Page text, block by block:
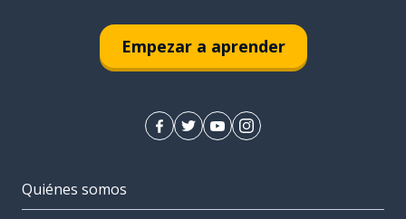
Empezar a aprender
Quiénes somos